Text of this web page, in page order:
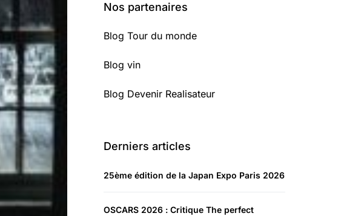
Nos partenaires
Blog Tour du monde
Blog vin
Blog Devenir Realisateur
Derniers articles
25ème édition de la Japan Expo Paris 2026
OSCARS 2026 : Critique The perfect